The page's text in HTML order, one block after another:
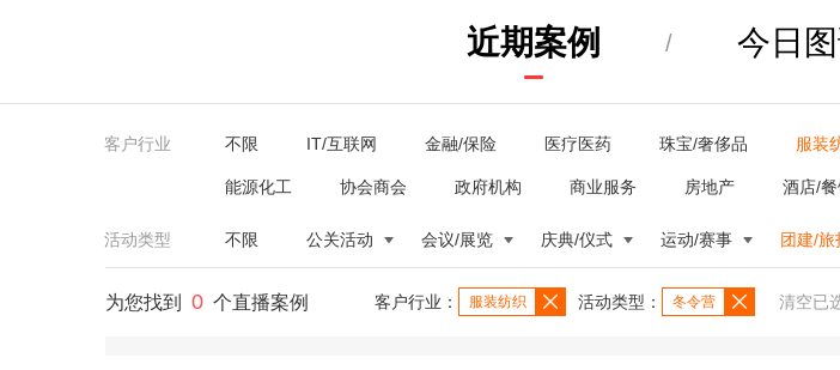
近期案例 / 今日
客户行业 不限 IT/互联网 金融/保险 医疗医药 珠宝/奢侈品 服装
能源化工 协会商会 政府机构 商业服务 房地产 酒店/
活动类型 不限 公关活动 会议/展览 庆典/仪式 运动/赛事 团建/旅
为您找到 0 个直播案例 客户行业： 服装纺织 活动类型： 冬令营 清空已